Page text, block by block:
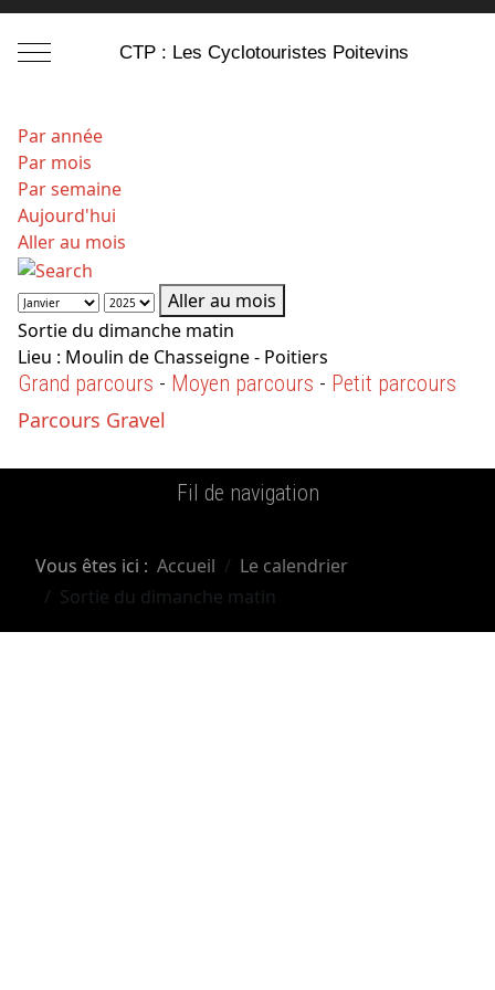
Mobile Menu ToggleCTP : Les Cyclotouristes Poitevins
Par année
Par mois
Par semaine
Aujourd'hui
Aller au mois
Aller au mois
Sortie du dimanche matin
Lieu : Moulin de Chasseigne - Poitiers
Grand parcours - Moyen parcours - Petit parcours
Parcours Gravel
Fil de navigation
Vous êtes ici :Accueil
Le calendrier
Sortie du dimanche matin